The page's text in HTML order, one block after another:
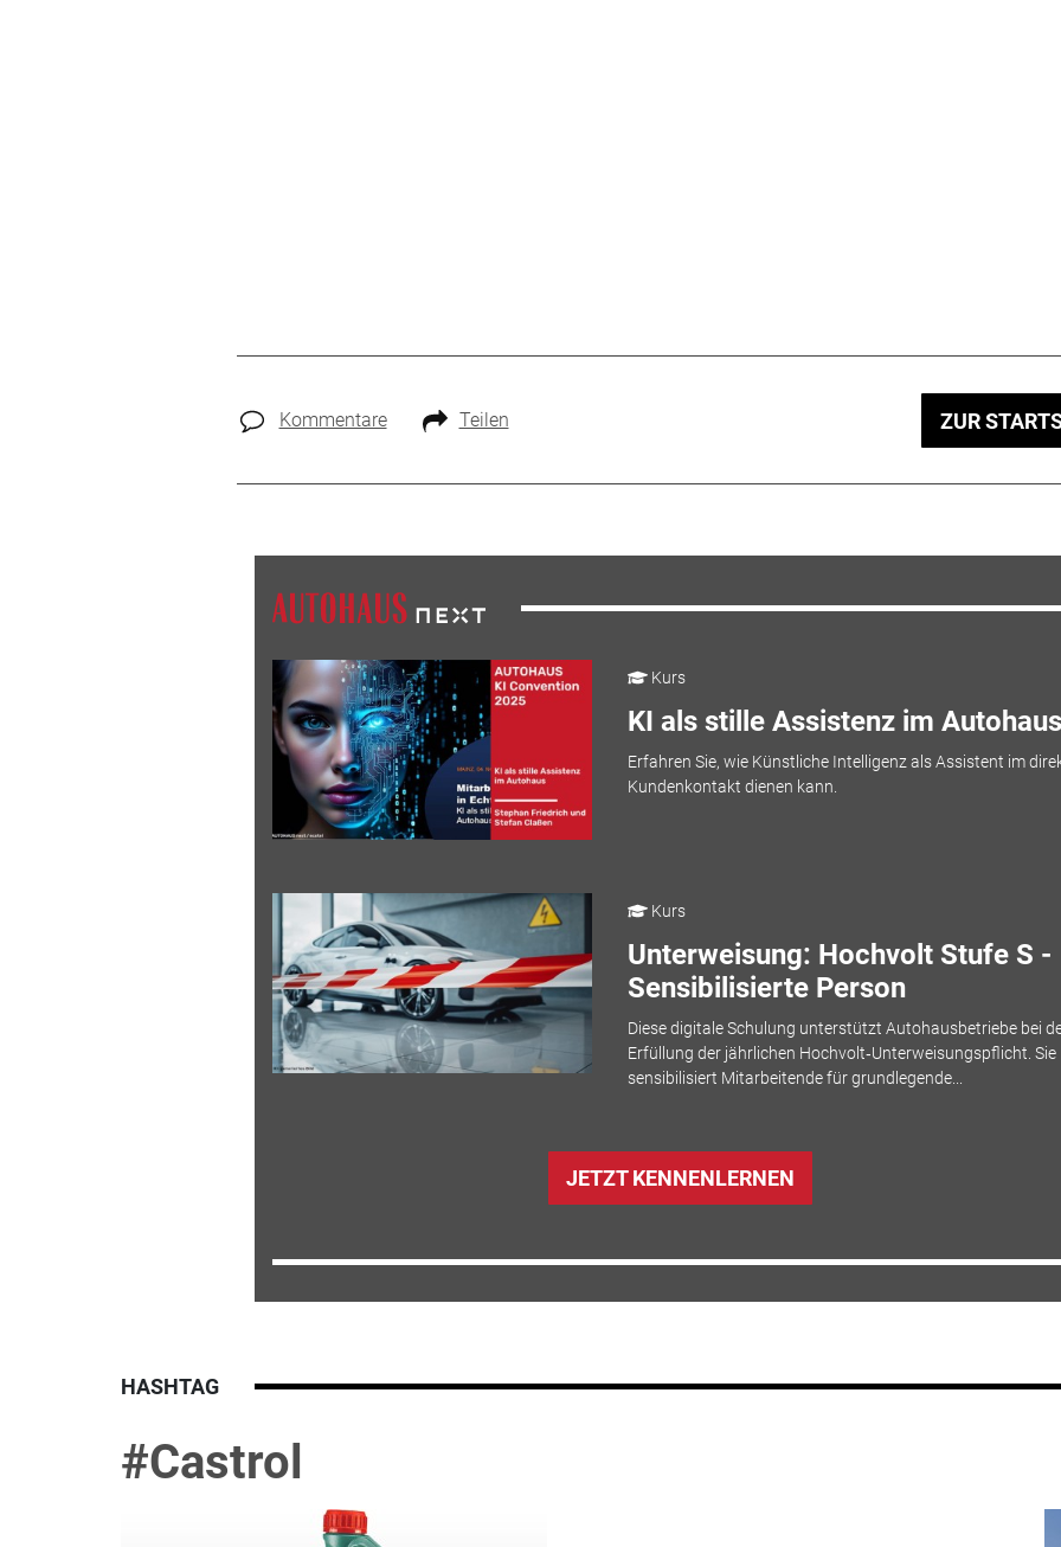
Kommentare Teilen ZUR
Kurs
KI als stille Assistenz im Autohaus
Erfahren Sie, wie Künstliche Intelligenz als Assistent im
Kundenkontakt dienen kann.
Kurs
Unterweisung: Hochvolt Stufe S -
Sensibilisierte Person
Diese digitale Schulung unterstützt Autohausbetriebe bei
Erfüllung der jährlichen Hochvolt‑Unterweisungspflicht. Sie
sensibilisiert Mitarbeitende für grundlegende...
JETZT KENNENLERNEN
HASHTAG
#Castrol